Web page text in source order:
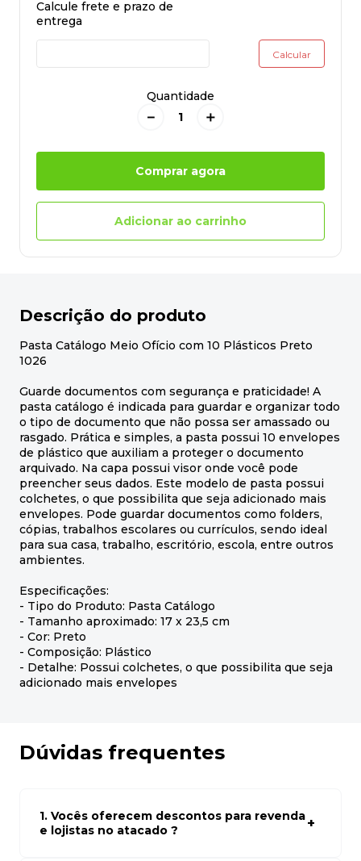
Quantidade
＋
－
Comprar agora
Adicionar ao carrinho
Descrição do produto
Pasta Catálogo Meio Ofício com 10 Plásticos Preto
1026
Guarde documentos com segurança e praticidade! A
pasta catálogo é indicada para guardar e organizar todo
o tipo de documento que não possa ser amassado ou
rasgado. Prática e simples, a pasta possui 10 envelopes
de plástico que auxiliam a proteger o documento
arquivado. Na capa possui visor onde você pode
preencher seus dados. Este modelo de pasta possui
colchetes, o que possibilita que seja adicionado mais
envelopes. Pode guardar documentos como folders,
cópias, trabalhos escolares ou currículos, sendo ideal
para sua casa, trabalho, escritório, escola, entre outros
ambientes.
Especificações:
- Tipo do Produto: Pasta Catálogo
- Tamanho aproximado: 17 x 23,5 cm
- Cor: Preto
- Composição: Plástico
- Detalhe: Possui colchetes, o que possibilita que seja
adicionado mais envelopes
Dúvidas frequentes
1. Vocês oferecem descontos para revenda
e lojistas no atacado ?